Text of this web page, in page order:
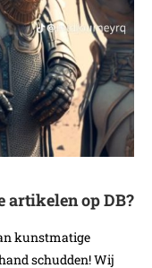
op DB?
kunstmatige
schudden! Wij